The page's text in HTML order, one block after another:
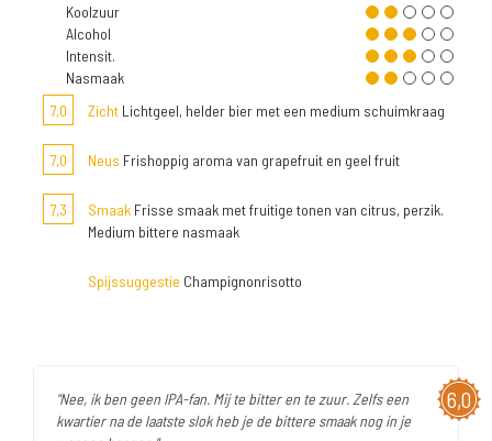
Koolzuur
Alcohol
Intensit.
Nasmaak
7,0
Zicht Lichtgeel, helder bier met een medium schuimkraag
7,0 Neus Frishoppig aroma van grapefruit en geel fruit
7,3 Smaak Frisse smaak met fruitige tonen van citrus, perzik.
Medium bittere nasmaak
Spijssuggestie Champignonrisotto
6,0
"Nee, ik ben geen IPA-fan. Mij te bitter en te zuur. Zelfs een
kwartier na de laatste slok heb je de bittere smaak nog in je